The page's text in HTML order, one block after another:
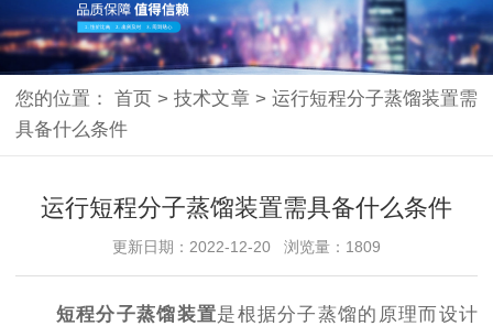
您的位置：首页 > 技术文章 > 运行短程分子蒸馏装置需
具备什么条件
运行短程分子蒸馏装置需具备什么条件
更新日期：2022-12-20 浏览量：1809
短程分子蒸馏装置是根据分子蒸馏的原理而设计